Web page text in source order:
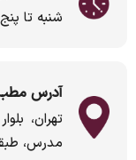
شنبه تا پنج شنبه
آدرس
تهران،
مدرس،